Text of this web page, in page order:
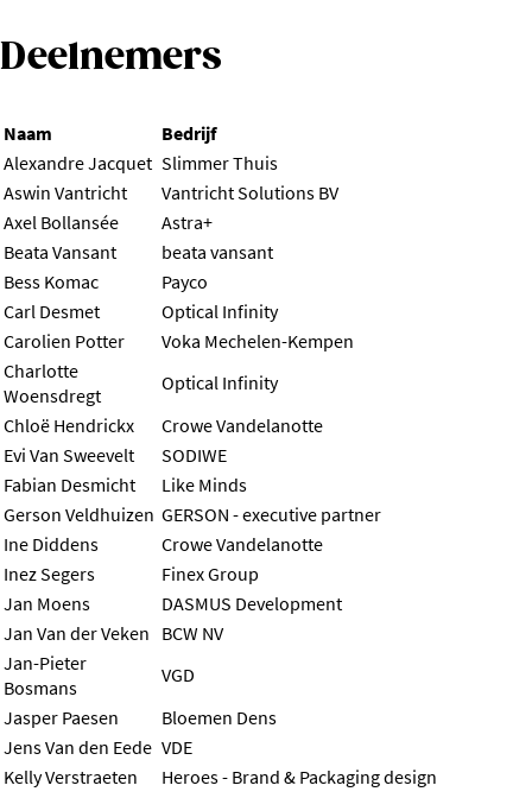
Deelnemers
Naam
Bedrijf
Alexandre Jacquet Slimmer Thuis
Aswin Vantricht
Vantricht Solutions BV
Axel Bollansée
Astra+
Beata Vansant
beata vansant
Bess Komac
Payco
Carl Desmet
Optical Infinity
Carolien Potter
Voka Mechelen-Kempen
Charlotte
Woensdregt
Optical Infinity
Chloë Hendrickx
Crowe Vandelanotte
Evi Van Sweevelt
SODIWE
Fabian Desmicht
Like Minds
Gerson Veldhuizen GERSON - executive partner
Ine Diddens
Crowe Vandelanotte
Inez Segers
Finex Group
Jan Moens
DASMUS Development
Jan Van der Veken BCW NV
Jan-Pieter
Bosmans
VGD
Jasper Paesen
Bloemen Dens
Jens Van den Eede VDE
Kelly Verstraeten
Heroes - Brand & Packaging design